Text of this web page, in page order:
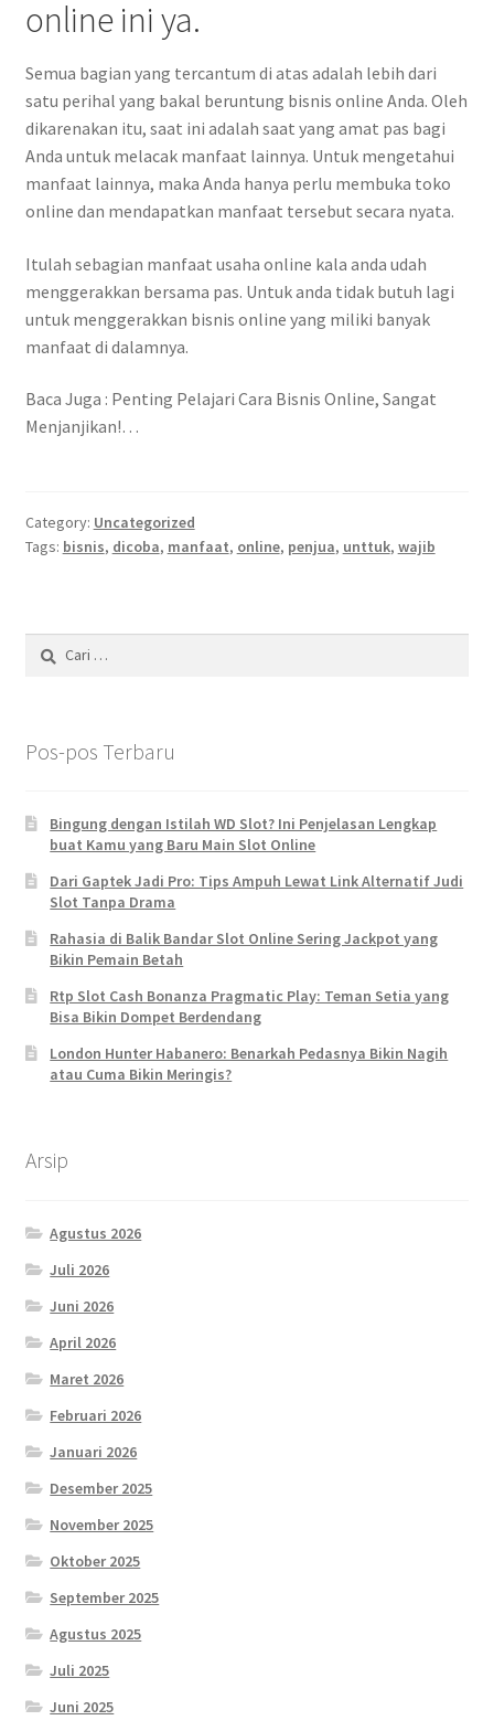
online ini ya.
Semua bagian yang tercantum di atas adalah lebih dari
satu perihal yang bakal beruntung bisnis online Anda. Oleh
dikarenakan itu, saat ini adalah saat yang amat pas bagi
Anda untuk melacak manfaat lainnya. Untuk mengetahui
manfaat lainnya, maka Anda hanya perlu membuka toko
online dan mendapatkan manfaat tersebut secara nyata.
Itulah sebagian manfaat usaha online kala anda udah
menggerakkan bersama pas. Untuk anda tidak butuh lagi
untuk menggerakkan bisnis online yang miliki banyak
manfaat di dalamnya.
Baca Juga : Penting Pelajari Cara Bisnis Online, Sangat
Menjanjikan!…
Category: Uncategorized
Tags: bisnis, dicoba, manfaat, online, penjua, unttuk, wajib
untuk:
Pos-pos Terbaru
Bingung dengan Istilah WD Slot? Ini Penjelasan Lengkap
buat Kamu yang Baru Main Slot Online
Dari Gaptek Jadi Pro: Tips Ampuh Lewat Link Alternatif Judi
Slot Tanpa Drama
Rahasia di Balik Bandar Slot Online Sering Jackpot yang
Bikin Pemain Betah
Rtp Slot Cash Bonanza Pragmatic Play: Teman Setia yang
Bisa Bikin Dompet Berdendang
London Hunter Habanero: Benarkah Pedasnya Bikin Nagih
atau Cuma Bikin Meringis?
Arsip
Agustus 2026
Juli 2026
Juni 2026
April 2026
Maret 2026
Februari 2026
Januari 2026
Desember 2025
November 2025
Oktober 2025
September 2025
Agustus 2025
Juli 2025
Juni 2025